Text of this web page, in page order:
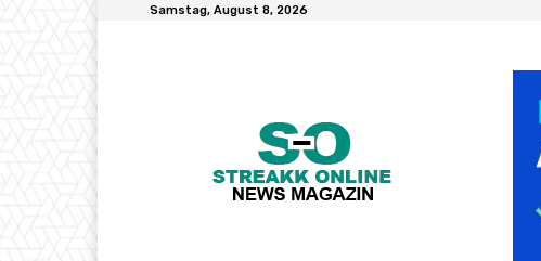
Samstag, August 8, 2026